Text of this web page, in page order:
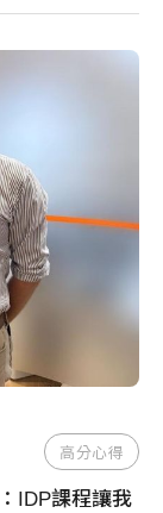
高分心得
IDP課程讓我